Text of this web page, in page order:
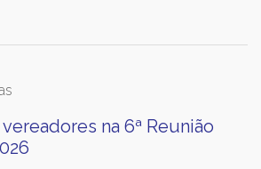
na 6ª Reunião